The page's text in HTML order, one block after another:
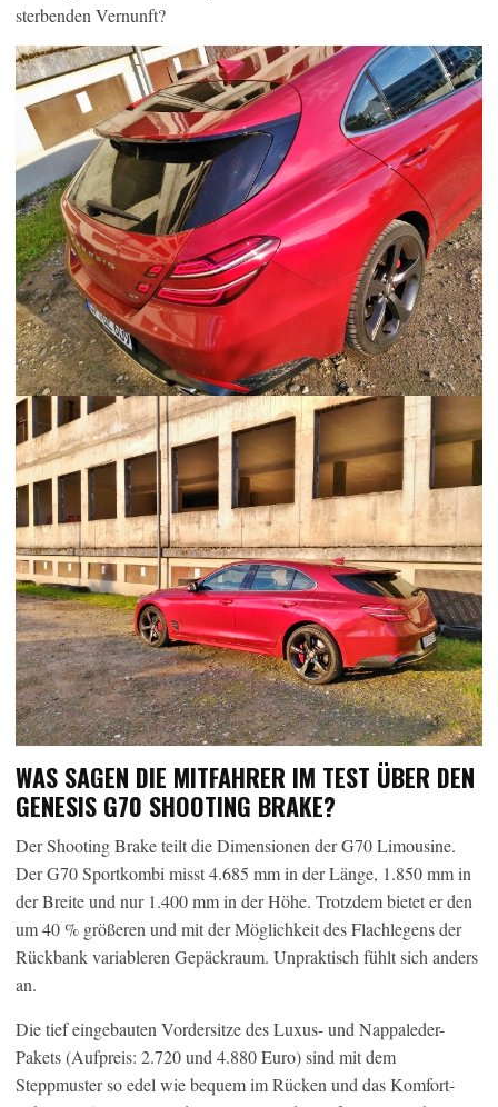
sterbenden Vernunft?
WAS SAGEN DIE MITFAHRER IM TEST ÜBER DEN
GENESIS G70 SHOOTING BRAKE?
Der Shooting Brake teilt die Dimensionen der G70 Limousine.
Der G70 Sportkombi misst 4.685 mm in der Länge, 1.850 mm in
der Breite und nur 1.400 mm in der Höhe. Trotzdem bietet er den
um 40 % größeren und mit der Möglichkeit des Flachlegens der
Rückbank variableren Gepäckraum. Unpraktisch fühlt sich anders
an.
Die tief eingebauten Vordersitze des Luxus- und Nappaleder-
Pakets (Aufpreis: 2.720 und 4.880 Euro) sind mit dem
Steppmuster so edel wie bequem im Rücken und das Komfort-